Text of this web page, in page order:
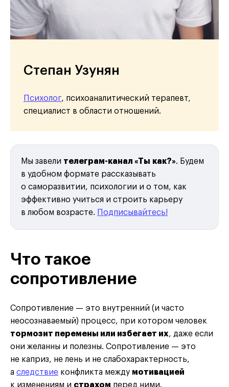
Степан Узунян
Психолог, психоаналитический терапевт,
специалист в области отношений.
Мы завели телеграм-канал «Ты как?». Будем
в удобном формате рассказывать
о саморазвитии, психологии и о том, как
эффективно учиться и строить карьеру
в любом возрасте. Подписывайтесь!
Что такое
сопротивление
Сопротивление — это внутренний (и часто
неосознаваемый) процесс, при котором человек
тормозит перемены или избегает их, даже если
они желанны и полезны. Сопротивление — это
не каприз, не лень и не слабохарактерность,
а следствие конфликта между мотивацией
к изменениям и страхом перед ними.